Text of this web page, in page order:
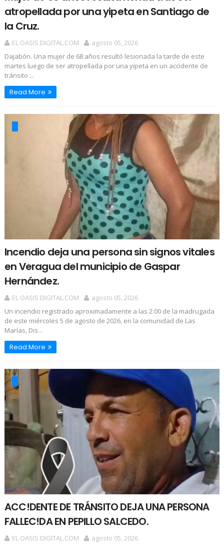
atropellada por una yipeta en Santiago de
la Cruz.
EL OASIS DIGITAL.COM
agosto 05, 2026
Dajabón. Una mujer de 68 años resultó lesionada la tarde de este
martes luego de ser atropellada por una yipeta en un accidente de
tránsito ...
Read More
Incendio deja una persona sin signos vitales
en Veragua del municipio de Gaspar
Hernández.
EL OASIS DIGITAL.COM
agosto 05, 2026
Un incendio registrado aproximadamente a las 2:00 de la madrugada
de este miércoles 5 de agosto de 2026, en la comunidad de Las
Marías, Dis...
Read More
ACC!DENTE DE TRÁNSITO DEJA UNA PERSONA
FALLEC!DA EN PEPILLO SALCEDO.
EL OASIS DIGITAL.COM
agosto 05, 2026